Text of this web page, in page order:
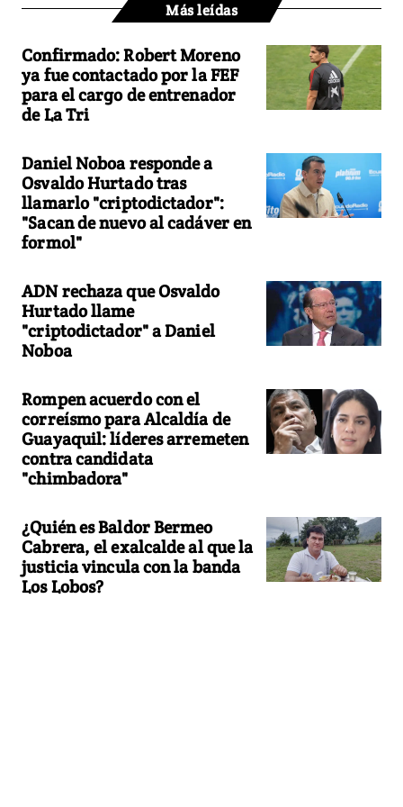
Más leídas
Confirmado: Robert Moreno
ya fue contactado por la FEF
para el cargo de entrenador
de La Tri
Daniel Noboa responde a
Osvaldo Hurtado tras
llamarlo "criptodictador":
"Sacan de nuevo al cadáver en
formol"
ADN rechaza que Osvaldo
Hurtado llame
"criptodictador" a Daniel
Noboa
Rompen acuerdo con el
correísmo para Alcaldía de
Guayaquil: líderes arremeten
contra candidata
"chimbadora"
¿Quién es Baldor Bermeo
Cabrera, el exalcalde al que la
justicia vincula con la banda
Los Lobos?